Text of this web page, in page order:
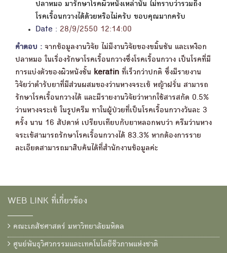
ปลาหมอ มารักษาโรคผิวหนังเหล่านั้น ไม่ทราบว่ารวมถึง
โรคเรื้อนกวางได้ด้วยหรือไม่ครับ ขอบคุณมากครับ
Date : 28/9/2550 12:14:00
คำตอบ : จากข้อมูลงานวิจัย ไม่มีงานวิจัยของขมิ้นชัน และเหงือก
ปลาหมอ ในเรื่องรักษาโรคเรื้อนกวางซึ่งโรคเรื้อนกวาง เป็นโรคที่มี
การแบ่งตัวของผิวหนังชั้น keratin ที่เร็วกว่าปกติ ซึ่งมีรายงาน
วิจัยว่าตำรับยาที่มีส่วนผสมของว่านหางจระเข้ หญ้าฝรั่น สามารถ
รักษาโรคเรื้อนกวางได้ และมีรายงานวิจัยว่าหากใช้สารสกัด 0.5%
ว่านหางจระเข้ ในรูปครีม ทาในผู้ป่วยที่เป็นโรคเรื้อนกวางวันละ 3
ครั้ง นาน 16 สัปดาห์ เปรียบเทียบกับยาหลอกพบว่า ครีมว่านหาง
จระเข้สามารถรักษาโรคเรื้อนกวางได้ 83.3% หากต้องการราย
ละเอียดสามารถมาสืบค้นได้ที่สำนักงานข้อมูลค่ะ
WEB LINK ที่เกี่ยวข้อง
คณะเภสัชศาสตร์ มหาวิทยาลัยมหิดล
ศูนย์พันธุวิศวกรรมและเทคโนโลยีชีวภาพแห่งชาติ